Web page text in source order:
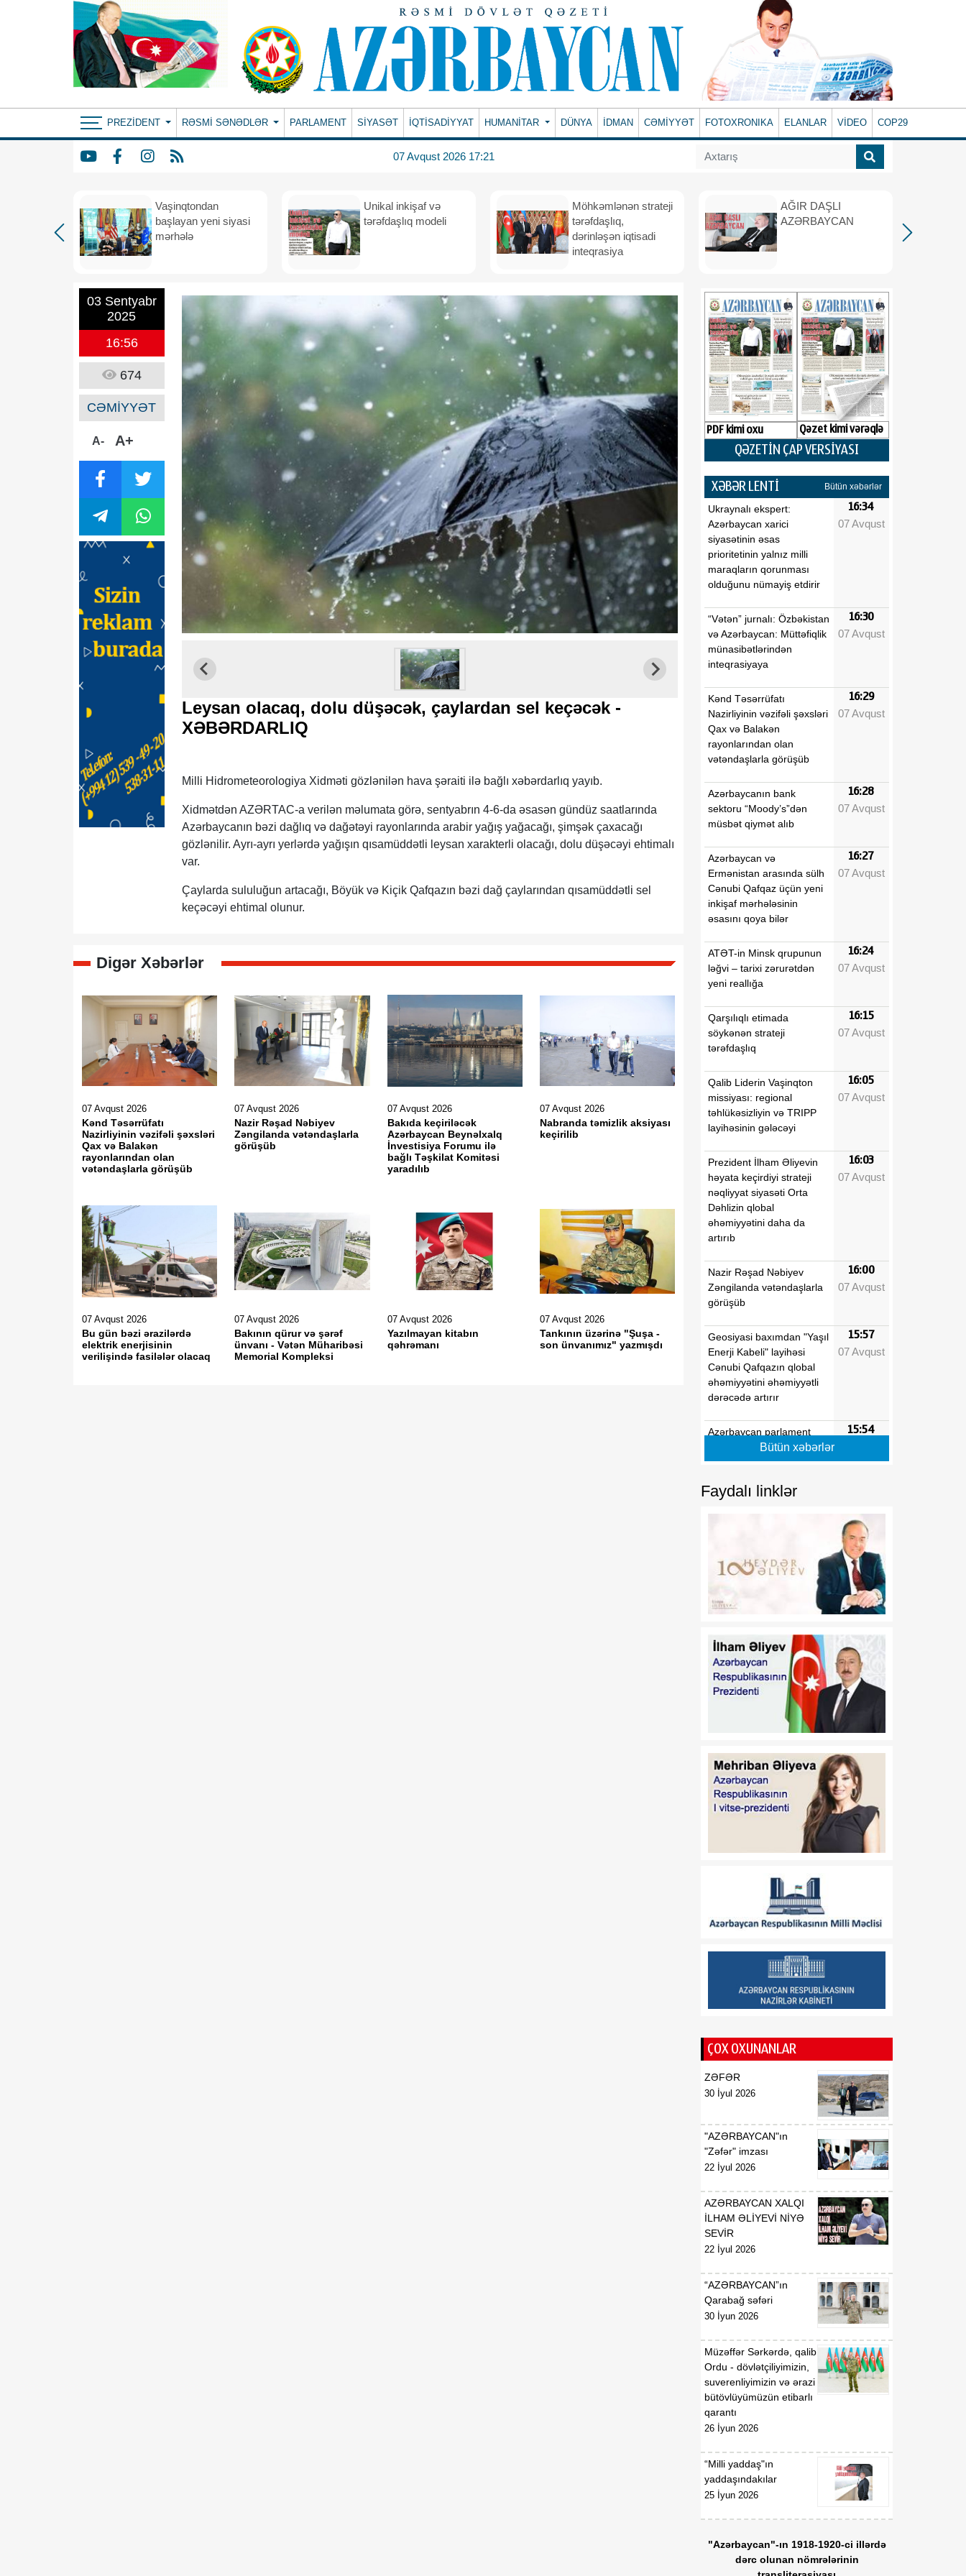
PREZIDENT RƏSMI SƏNƏDLƏR PARLAMENT SİYASƏT İQTİSADİYYAT HUMANITAR DÜNYA İDMAN CƏMİYYƏT FOTOXRONIKA ELANLAR VİDEO COP29
07 Avqust 2026 17:21
Vaşinqtondan
başlayan yeni siyasi
mərhələ
Unikal inkişaf və
tərəfdaşlıq modeli
Möhkəmlənən strateji
tərəfdaşlıq,
dərinləşən iqtisadi
inteqrasiya
AĞIR DAŞLI
AZƏRBAYCAN
03 Sentyabr
2025
16:56
674
CƏMİYYƏT
A- A+
Leysan olacaq, dolu düşəcək, çaylardan sel keçəcək -
XƏBƏRDARLIQ
Milli Hidrometeorologiya Xidməti gözlənilən hava şəraiti ilə bağlı xəbərdarlıq yayıb.
Xidmətdən AZƏRTAC-a verilən məlumata görə, sentyabrın 4-6-da əsasən gündüz saatlarında
Azərbaycanın bəzi dağlıq və dağətəyi rayonlarında arabir yağış yağacağı, şimşək çaxacağı
gözlənilir. Ayrı-ayrı yerlərdə yağışın qısamüddətli leysan xarakterli olacağı, dolu düşəcəyi ehtimalı
var.
Çaylarda sululuğun artacağı, Böyük və Kiçik Qafqazın bəzi dağ çaylarından qısamüddətli sel
keçəcəyi ehtimal olunur.
Digər Xəbərlər
07 Avqust 2026
Kənd Təsərrüfatı
Nazirliyinin vəzifəli şəxsləri
Qax və Balakən
rayonlarından olan
vətəndaşlarla görüşüb
07 Avqust 2026
Nazir Rəşad Nəbiyev
Zəngilanda vətəndaşlarla
görüşüb
07 Avqust 2026
Bakıda keçiriləcək
Azərbaycan Beynəlxalq
İnvestisiya Forumu ilə
bağlı Təşkilat Komitəsi
yaradılıb
07 Avqust 2026
Nabranda təmizlik aksiyası
keçirilib
07 Avqust 2026
Bu gün bəzi ərazilərdə
elektrik enerjisinin
verilişində fasilələr olacaq
07 Avqust 2026
Bakının qürur və şərəf
ünvanı - Vətən Müharibəsi
Memorial Kompleksi
07 Avqust 2026
Yazılmayan kitabın
qəhrəmanı
07 Avqust 2026
Tankının üzərinə "Şuşa -
son ünvanımız" yazmışdı
PDF kimi oxu Qəzet kimi vərəqlə
QƏZETİN ÇAP VERSİYASI
XƏBƏR LENTİ Bütün xəbərlər
Ukraynalı ekspert:
Azərbaycan xarici
siyasətinin əsas
prioritetinin yalnız milli
maraqların qorunması
olduğunu nümayiş etdirir
16:34
07 Avqust
“Vətən” jurnalı: Özbəkistan
və Azərbaycan: Müttəfiqlik
münasibətlərindən
inteqrasiyaya
16:30
07 Avqust
Kənd Təsərrüfatı
Nazirliyinin vəzifəli şəxsləri
Qax və Balakən
rayonlarından olan
vətəndaşlarla görüşüb
16:29
07 Avqust
Azərbaycanın bank
sektoru “Moody’s”dən
müsbət qiymət alıb
16:28
07 Avqust
Azərbaycan və
Ermənistan arasında sülh
Cənubi Qafqaz üçün yeni
inkişaf mərhələsinin
əsasını qoya bilər
16:27
07 Avqust
ATƏT-in Minsk qrupunun
ləğvi – tarixi zərurətdən
yeni reallığa
16:24
07 Avqust
Qarşılıqlı etimada
söykənən strateji
tərəfdaşlıq
16:15
07 Avqust
Qalib Liderin Vaşinqton
missiyası: regional
təhlükəsizliyin və TRIPP
layihəsinin gələcəyi
16:05
07 Avqust
Prezident İlham Əliyevin
həyata keçirdiyi strateji
nəqliyyat siyasəti Orta
Dəhlizin qlobal
əhəmiyyətini daha da
artırıb
16:03
07 Avqust
Nazir Rəşad Nəbiyev
Zəngilanda vətəndaşlarla
görüşüb
16:00
07 Avqust
Geosiyasi baxımdan "Yaşıl
Enerji Kabeli" layihəsi
Cənubi Qafqazın qlobal
əhəmiyyətini əhəmiyyətli
dərəcədə artırır
15:57
07 Avqust
Azərbaycan parlament
diplomatiyası beynəlxalq
əməkdaşlığın
15:54
Regionun siyasi tarixində
07 Avqust
Tarixi zəfərdən mütləq
sülhə
15:24
07 Avqust
Vaşinqtondan başlayan
15:05
Cənubi Qafqazda
uzunmüddətli sülh və
iqtisadi inteqrasiyanın
14:48
07 Avqust
adamı qətlə yetirəndən
sonra intihar edib
07 Avqust
Bakıda keçiriləcək
Azərbaycan Beynəlxalq
İnvestisiya Forumu ilə
bağlı Təşkilat Komitəsi
13:26
07 Avqust
Deputat: ABŞ-də
paraflanan sülh sənədi
Cənubi Qafqazda yeni
əsasını qoyub
“Ayaks”ın sabiq baş
məşqçisi Qazaxıstan
13:23
07 Avqust
ABŞ-də çip istehsalında
istifadə olunan əsas
xammala gömrük rüsumu
07 Avqust
Bütün xəbərlər
Faydalı linklər
ÇOX OXUNANLAR
ZƏFƏR
30 İyul 2026
"AZƏRBAYCAN"ın
"Zəfər" imzası
22 İyul 2026
AZƏRBAYCAN XALQI
İLHAM ƏLİYEVİ NİYƏ
SEVİR
22 İyul 2026
“AZƏRBAYCAN”ın
Qarabağ səfəri
30 İyun 2026
Müzəffər Sərkərdə, qalib
Ordu - dövlətçiliyimizin,
suverenliyimizin və ərazi
bütövlüyümüzün etibarlı
qarantı
26 İyun 2026
“Milli yaddaş"ın
yaddaşındakılar
25 İyun 2026
"Azərbaycan"-ın 1918-1920-ci illərdə
dərc olunan nömrələrinin